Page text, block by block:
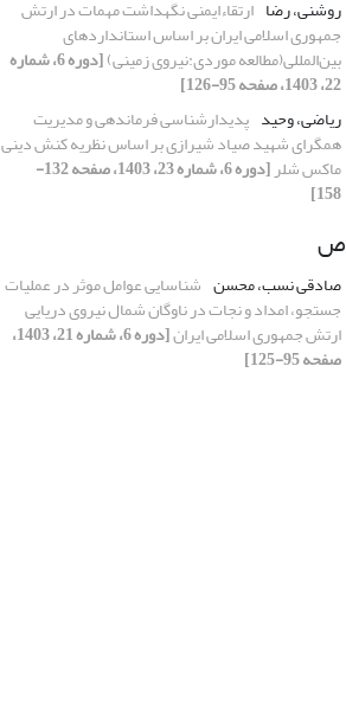
روشنی، رضا ارتقاءایمنی نگهداشت مهمات در ارتش
جمهوری اسلامی ایران بر اساس استانداردهای
بین‌المللی(مطالعه موردی:نیروی زمینی) [دوره 6، شماره
22، 1403، صفحه 95-126]
ریاضی، وحید پدیدارشناسی فرماندهی و مدیریت
همگرای شهید صیاد شیرازی بر اساس نظریه کنش دینی
ماکس شلر [دوره 6، شماره 23، 1403، صفحه 132-
158]
ص
صادقی نسب، محسن شناسایی عوامل موثر در عملیات
جستجو، امداد و نجات در ناوگان شمال نیروی دریایی
ارتش جمهوری اسلامی ایران [دوره 6، شماره 21، 1403،
صفحه 95-125]